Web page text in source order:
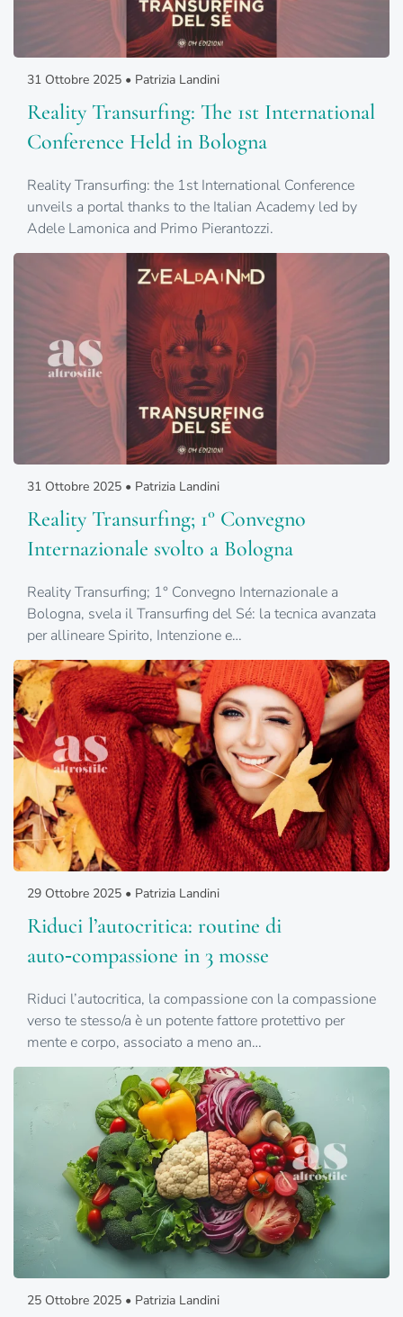
31 Ottobre 2025 • Patrizia Landini
Reality Transurfing: The 1st International
Conference Held in Bologna
Reality Transurfing: the 1st International Conference
unveils a portal thanks to the Italian Academy led by
Adele Lamonica and Primo Pierantozzi.
31 Ottobre 2025 • Patrizia Landini
Reality Transurfing; 1° Convegno
Internazionale svolto a Bologna
Reality Transurfing; 1° Convegno Internazionale a
Bologna, svela il Transurfing del Sé: la tecnica avanzata
per allineare Spirito, Intenzione e…
29 Ottobre 2025 • Patrizia Landini
Riduci l’autocritica: routine di
auto‑compassione in 3 mosse
Riduci l’autocritica, la compassione con la compassione
verso te stesso/a è un potente fattore protettivo per
mente e corpo, associato a meno an…
25 Ottobre 2025 • Patrizia Landini